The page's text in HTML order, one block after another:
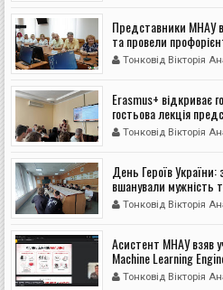
Представники МНАУ
та провели
вступниками
Тонковід Вікторія
Erasmus+ відкриває
гостьова лекція
університету
Тонковід Вікторія
День Героїв
вшанували мужність
Тонковід Вікторія
Асистент МНАУ взяв
Machine Learning
Тонковід Вікторія